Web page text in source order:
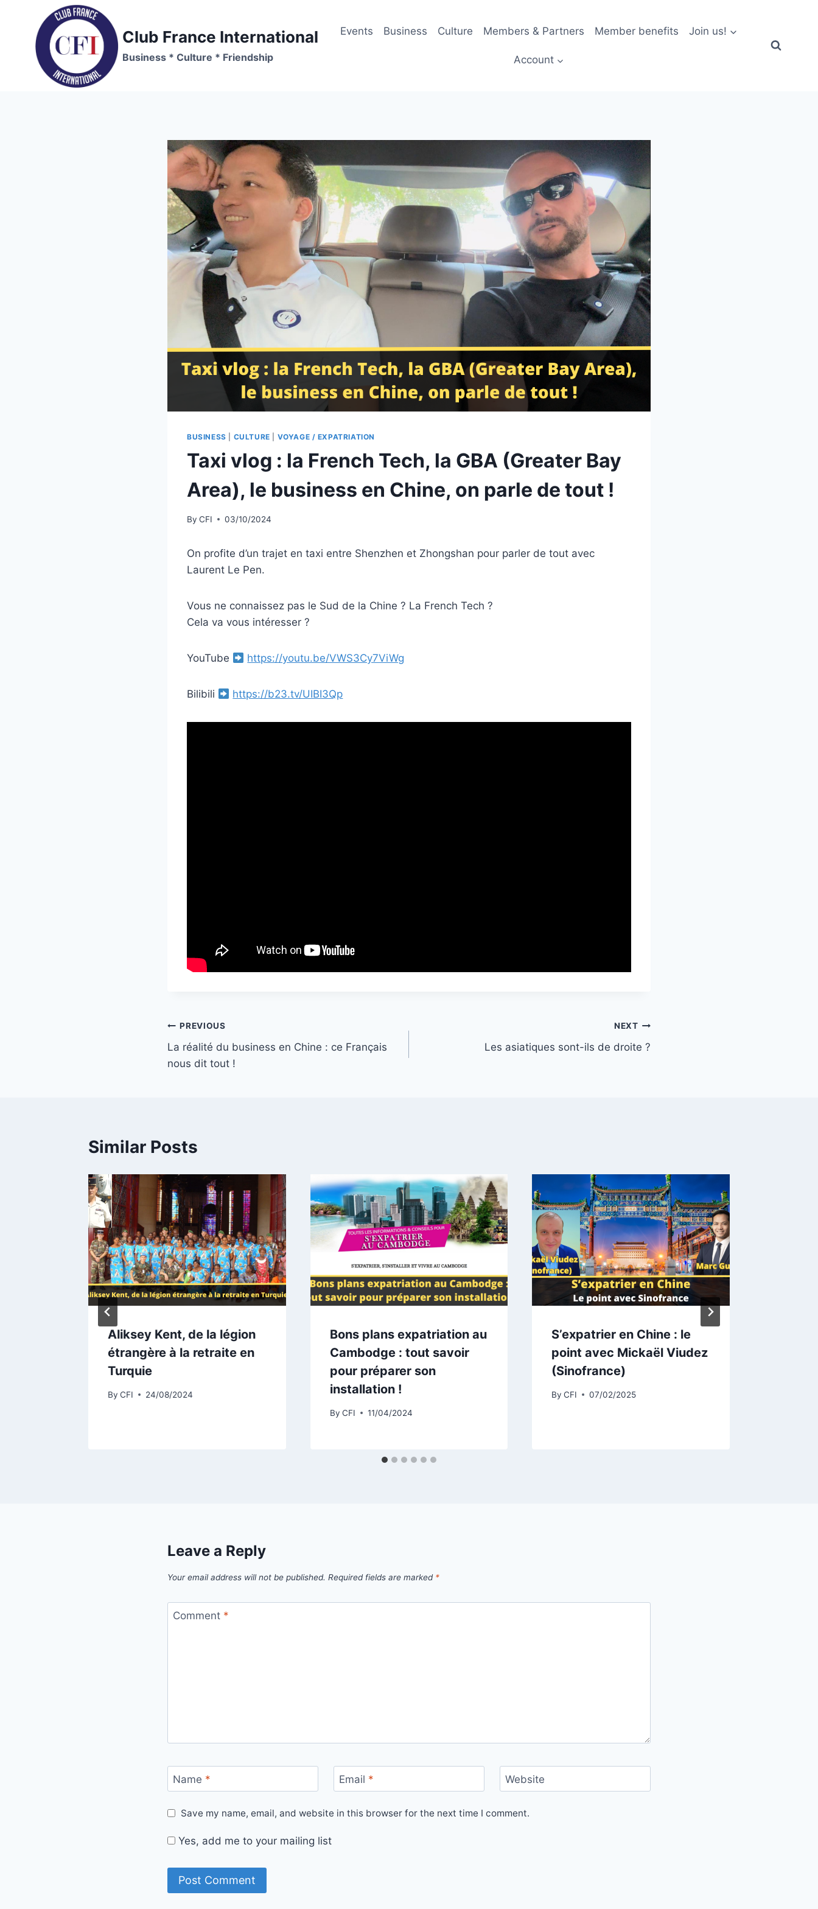
content
Club France International
Business * Culture * Friendship
Events Business Culture Members & Partners Member benefits Join us!
Account
BUSINESS CULTURE VOYAGE / EXPATRIATION
Taxi vlog : la French Tech, la GBA (Greater Bay
Area), le business en Chine, on parle de tout !
By CFI 03/10/2024
On profite d’un trajet en taxi entre Shenzhen et Zhongshan pour parler de tout avec
Laurent Le Pen.
Vous ne connaissez pas le Sud de la Chine ? La French Tech ?
Cela va vous intéresser ?
YouTube https://youtu.be/VWS3Cy7ViWg
Bilibili https://b23.tv/UIBI3Qp
Post
navigation
PREVIOUS
La réalité du business en Chine : ce Français
nous dit tout !
NEXT
Les asiatiques sont-ils de droite ?
Similar Posts
Aliksey Kent, de la légion
étrangère à la retraite en
Turquie
By CFI 24/08/2024
Bons plans expatriation au
Cambodge : tout savoir
pour préparer son
installation !
By CFI 11/04/2024
S’expatrier en Chine : le
point avec Mickaël Viudez
(Sinofrance)
By CFI 07/02/2025
Leave a Reply
Your email address will not be published. Required fields are marked *
Comment *
Name * Email * Website
Save my name, email, and website in this browser for the next time I comment.
Yes, add me to your mailing list